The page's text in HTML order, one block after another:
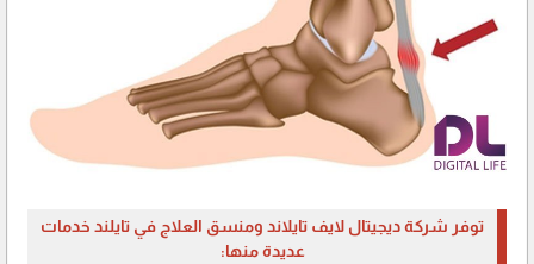
توفر شركة ديجيتال لايف تايلاند ومنسق العلاج في تايلند خدمات
عديدة منها: